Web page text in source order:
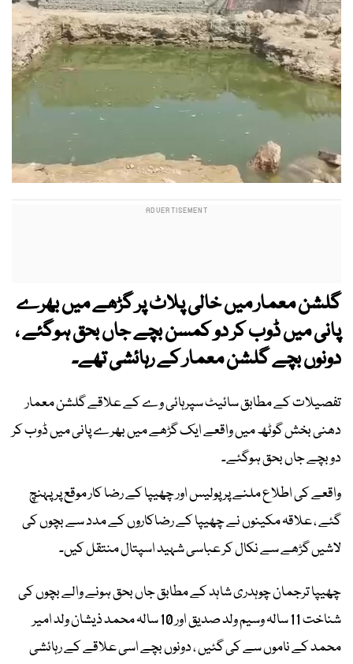
گلشن معمار میں خالی پلاٹ پر گڑھے میں بھرے
پانی میں ڈوب کر دو کمسن بچے جاں بحق ہوگئے ،
دونوں بچے گلشن معمار کے رہائشی تھے۔
تفصیلات کے مطابق سائیٹ سپرہائی وے کے علاقے گلشن معمار
دھنی بخش گوٹھ میں واقعے ایک گڑھے میں بھرے پانی میں ڈوب کر
دو بچے جاں بحق ہوگئے۔
واقعے کی اطلاع ملنے پر پولیس اور چھیپا کے رضا کار موقع پر پہنچ
گئے ، علاقہ مکینوں نے چھیپا کے رضاکاروں کے مدد سے بچوں کی
لاشیں گڑھے سے نکال کر عباسی شہید اسپتال منتقل کیں۔
چھیپا ترجمان چوہدری شاہد کے مطابق جاں بحق ہونے والے بچوں کی
شناخت 11 سالہ وسیم ولد صدیق اور 10 سالہ محمد ذیشان ولد امیر
محمد کے ناموں سے کی گئیں ، دونوں بچے اسی علاقے کے رہائشی